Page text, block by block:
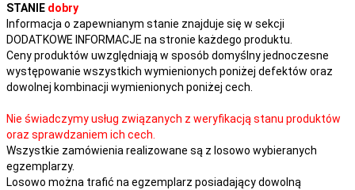
STANIE dobry
Informacja o zapewnianym stanie znajduje się w sekcji
DODATKOWE INFORMACJE na stronie każdego produktu.
Ceny produktów uwzględniają w sposób domyślny jednoczesne
występowanie wszystkich wymienionych poniżej defektów oraz
dowolnej kombinacji wymienionych poniżej cech.
Nie świadczymy usług związanych z weryfikacją stanu produktów
oraz sprawdzaniem ich cech.
Wszystkie zamówienia realizowane są z losowo wybieranych
egzemplarzy.
Losowo można trafić na egzemplarz posiadający dowolną